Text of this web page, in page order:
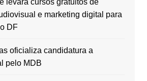
e marketing digital para
DF
oficializa candidatura a
pelo MDB